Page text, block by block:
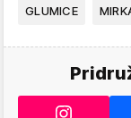
GLUMICE